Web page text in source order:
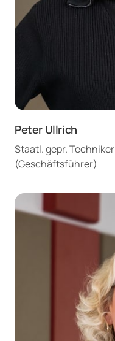
Peter Ullrich
Staatl. gepr. Techniker
(Geschäftsführer)